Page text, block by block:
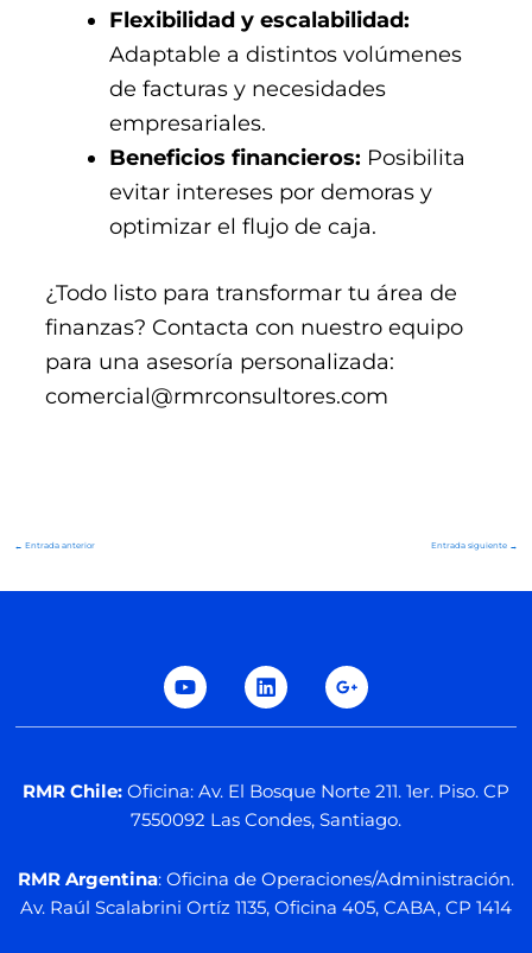
Flexibilidad y escalabilidad:
Adaptable a distintos volúmenes
de facturas y necesidades
empresariales.
Beneficios financieros: Posibilita
evitar intereses por demoras y
optimizar el flujo de caja.
¿Todo listo para transformar tu área de
finanzas? Contacta con nuestro equipo
para una asesoría personalizada:
comercial@rmrconsultores.com
← Entrada anterior Entrada siguiente →
t
u
b
k
e
d
g
l
e
l
u
s
g
RMR Chile: Oficina: Av. El Bosque Norte 211. 1er. Piso. CP
7550092 Las Condes, Santiago.
RMR Argentina: Oficina de Operaciones/Administración.
Av. Raúl Scalabrini Ortíz 1135, Oficina 405, CABA, CP 1414